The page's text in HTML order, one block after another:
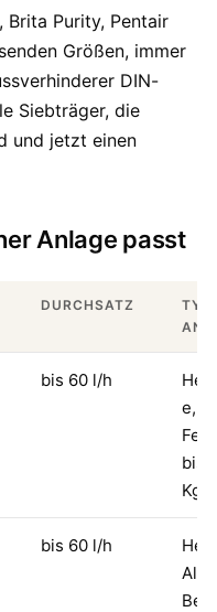
Purity, Pentair
Größen, immer
DIN-
Siebträger, die
und jetzt einen
Anlage passt
DURCHSATZ
bis 60 l/h
e,
bis
Kg/
bis 60 l/h